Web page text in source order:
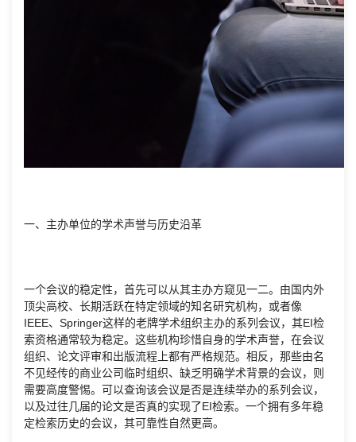
一、主办单位的学术声誉与历史沿革
一个会议的稳定性，首先可以从其主办方窥见一二。由国内外
顶尖高校、长期活跃在特定领域的知名研究机构，或者像
IEEE、Springer这样的老牌学术组织主办的系列会议，其EI检
索资格通常较为稳定。这些机构珍惜自身的学术声誉，在会议
组织、论文评审和出版流程上都有严格规范。相反，那些由名
不见经传的商业公司临时组织、缺乏明确学术背景的会议，则
需要高度警惕。可以查询该会议是否是连续举办的系列会议，
以及过往几届的论文是否真的实现了EI检索。一个拥有多年稳
定检索历史的会议，其可靠性自然更高。